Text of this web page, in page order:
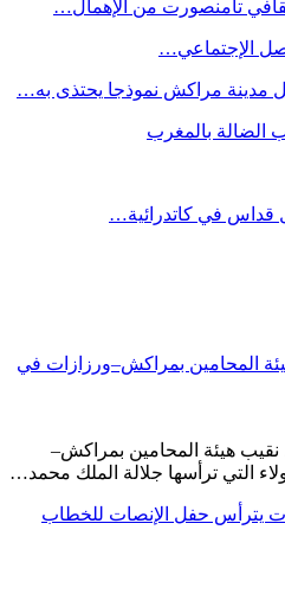
تامنصورت من الإهمال…
الإجتماعي…
مدينة مراكش نموذجا يحتذى به…
الضالة بالمغرب
قداس في كاتدرائية…
المحامين بمراكش–ورزازات في
هيئة المحامين بمراكش–
التي ترأسها جلالة الملك محمد…
يترأس حفل الإنصات للخطاب